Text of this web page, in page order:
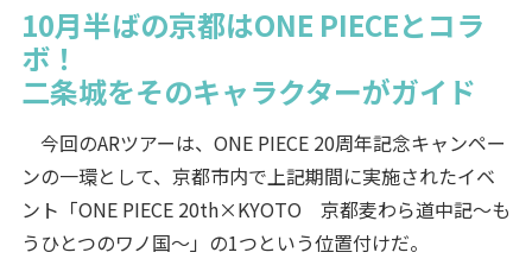
10月半ばの京都はONE PIECEとコラ
ボ！
二条城をそのキャラクターがガイド
今回のARツアーは、ONE PIECE 20周年記念キャンペー
ンの一環として、京都市内で上記期間に実施されたイベ
ント「ONE PIECE 20th×KYOTO 京都麦わら道中記～も
うひとつのワノ国～」の1つという位置付けだ。